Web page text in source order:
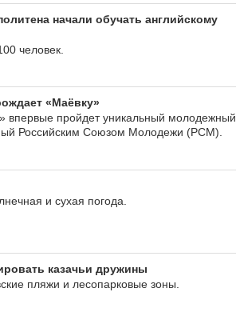
начали обучать английскому
человек.
«Маёвку»
впервые пройдет уникальный молодежный
Российским Союзом Молодежи (РСМ).
и сухая погода.
казачьи дружины
пляжи и лесопарковые зоны.